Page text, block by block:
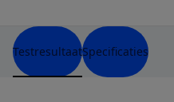
TestresultaatSpecificaties